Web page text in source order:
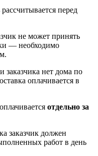
перед
не может принять
— необходимо
заказчика нет дома по
оплачивается в
отдельно за
заказчик должен
работ в день